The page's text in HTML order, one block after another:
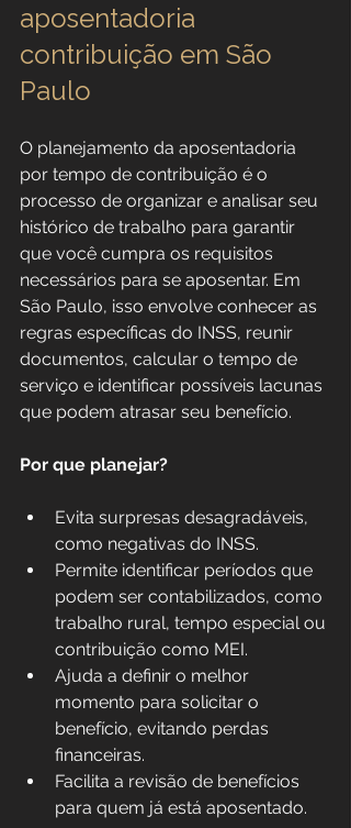
aposentadoria
contribuição em São
Paulo
O planejamento da aposentadoria
por tempo de contribuição é o
processo de organizar e analisar seu
histórico de trabalho para garantir
que você cumpra os requisitos
necessários para se aposentar. Em
São Paulo, isso envolve conhecer as
regras específicas do INSS, reunir
documentos, calcular o tempo de
serviço e identificar possíveis lacunas
que podem atrasar seu benefício.
Por que planejar?
Evita surpresas desagradáveis,
como negativas do INSS.
Permite identificar períodos que
podem ser contabilizados, como
trabalho rural, tempo especial ou
contribuição como MEI.
Ajuda a definir o melhor
momento para solicitar o
benefício, evitando perdas
financeiras.
Facilita a revisão de benefícios
para quem já está aposentado.